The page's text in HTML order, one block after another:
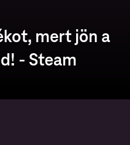
mert jön a
- Steam